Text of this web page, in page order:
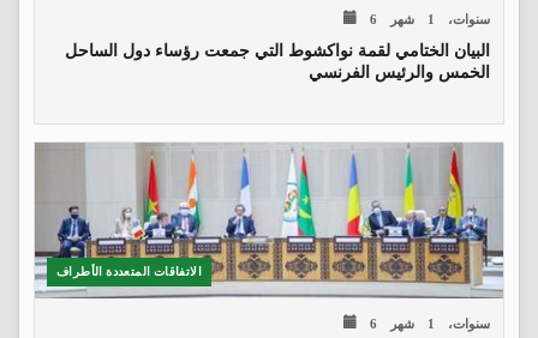
6 سنوات، 1 شهر
البيان الختامي لقمة نواكشوط التي جمعت رؤساء دول الساحل
الخمس والرئيس الفرنسي
الاتفاقات المتعددة الأطراف
6 سنوات، 1 شهر